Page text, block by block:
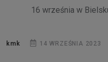
16 września w
kmk 14 WRZEŚNIA 2023